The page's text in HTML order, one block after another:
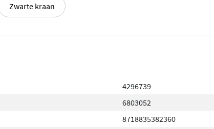
Zwarte kraan
4296739
6803052
8718835382360